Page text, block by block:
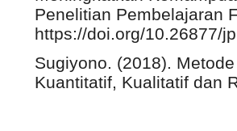
Penelitian Pembelajaran
https://doi.org/10.26877/
Sugiyono. (2018).
Kuantitatif, Kualitatif dan